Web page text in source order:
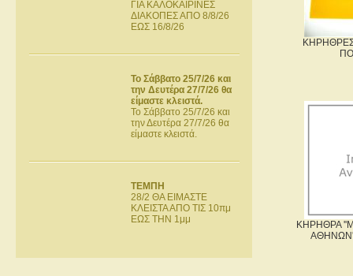
ΓΙΑ ΚΑΛΟΚΑΙΡΙΝΕΣ
ΔΙΑΚΟΠΕΣ ΑΠΟ 8/8/26
ΕΩΣ 16/8/26
Το Σάββατο 25/7/26 και
την Δευτέρα 27/7/26 θα
είμαστε κλειστά.
Το Σάββατο 25/7/26 και
την Δευτέρα 27/7/26 θα
είμαστε κλειστά.
ΤΕΜΠΗ
28/2 ΘΑ ΕΙΜΑΣΤΕ
ΚΛΕΙΣΤΑ ΑΠΟ ΤΙΣ 10πμ
ΕΩΣ ΤΗΝ 1μμ
ΚΗΡΗΘΡΑ